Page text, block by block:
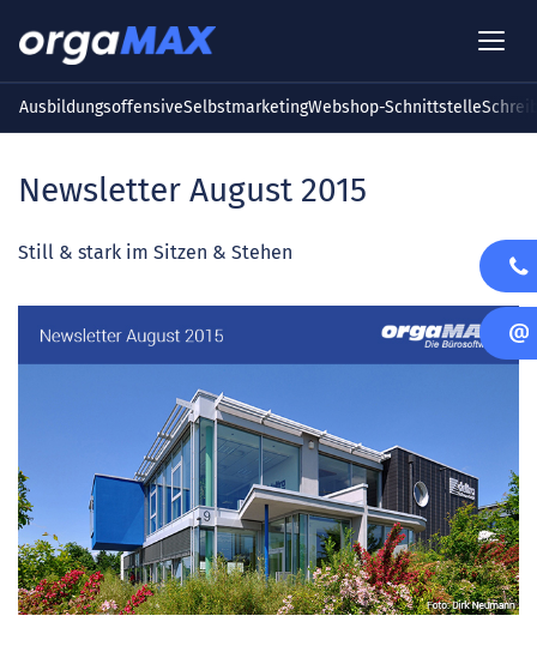
AusbildungsoffensiveSelbstmarketingWebshop-Schnittstelle
Newsletter August 2015
Still & stark im Sitzen & Stehen